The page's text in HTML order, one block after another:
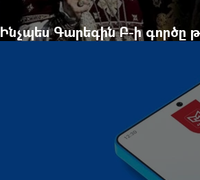
Ինչպես Գարեգին Բ-ի գործը